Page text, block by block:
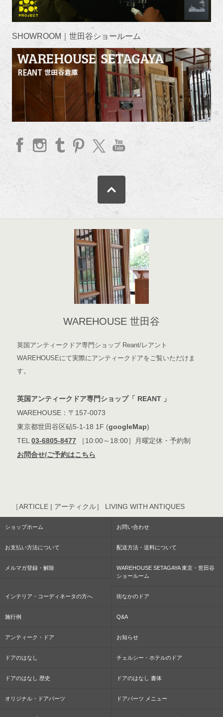
SHOWROOM｜世田谷ショールーム
faceb
ube
WAREHOUSE 世田谷
英国アンティークドア専門ショップ Reant/レアント
WAREHOUSEにて実際にアンティークドアをご覧いただけま
す。
英国アンティークドア専門ショップ「 REANT 」
WAREHOUSE：〒157-0073
東京都世田谷区砧5-1-18 1F (googleMap)
TEL03-6805-8477 ［10:00～18:00］月曜定休・予約制
お問合せ/ご予約はこちら
［ARTICLE | アーティクル］ LIVING WITH ANTIQUES
ショップホーム お問い合わせ
お支払い方法について 配送方法・送料について
メルマガ登録・解除
WAREHOUSE SETAGAYA 東京・世田谷
ショールーム
インテリア・コーディネータの方へ 街なかのドア
施行例 Q&A
アンティーク・ドア お知らせ
ドアのはなし チェルシー・ホテルのドア
ドアのはなし 歴史 ドアのはなし 書体
オリジナル・ドアパーツ ドアパーツ メニュー